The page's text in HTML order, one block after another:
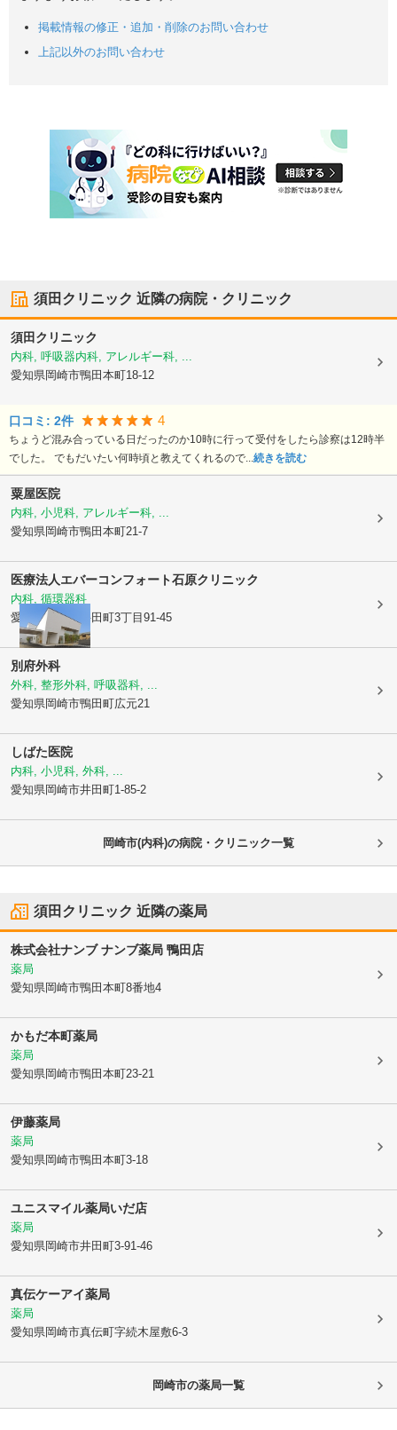
掲載情報の修正・追加・削除のお問い合わせ
上記以外のお問い合わせ
須田クリニック 近隣の病院・クリニック
須田クリニック
内科, 呼吸器内科, アレルギー科, ...
愛知県岡崎市鴨田本町18-12
口コミ: 2件 4
ちょうど混み合っている日だったのか10時に行って受付をしたら診察は12時半
でした。 でもだいたい何時頃と教えてくれるので...続きを読む
粟屋医院
内科, 小児科, アレルギー科, ...
愛知県岡崎市鴨田本町21-7
医療法人エバーコンフォート石原クリニック
内科, 循環器科
愛知県岡崎市
井田町3丁目91-45
別府外科
外科, 整形外科, 呼吸器科, ...
愛知県岡崎市鴨田町広元21
しばた医院
内科, 小児科, 外科, ...
愛知県岡崎市井田町1-85-2
岡崎市(内科)の病院・クリニック一覧
須田クリニック 近隣の薬局
株式会社ナンブ ナンブ薬局 鴨田店
薬局
愛知県岡崎市鴨田本町8番地4
かもだ本町薬局
薬局
愛知県岡崎市鴨田本町23-21
伊藤薬局
薬局
愛知県岡崎市鴨田本町3-18
ユニスマイル薬局いだ店
薬局
愛知県岡崎市井田町3-91-46
真伝ケーアイ薬局
薬局
愛知県岡崎市真伝町字続木屋敷6-3
岡崎市の薬局一覧